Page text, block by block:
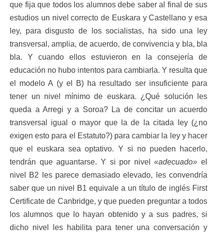
que fija que todos los alumnos debe saber al final de sus
estudios un nivel correcto de Euskara y Castellano y esa
ley, para disgusto de los socialistas, ha sido una ley
transversal, amplia, de acuerdo, de convivencia y bla, bla
bla. Y cuando ellos estuvieron en la consejería de
educación no hubo intentos para cambiarla. Y resulta que
el modelo A (y el B) ha resultado ser insuficiente para
tener un nivel mínimo de euskara. ¿Qué solución les
queda a Arregi y a Soroa? La de concitar un acuerdo
transversal igual o mayor que la de la citada ley (¿no
exigen esto para el Estatuto?) para cambiar la ley y hacer
que el euskara sea optativo. Y si no pueden hacerlo,
tendrán que aguantarse. Y si por nivel«adecuado» el
nivel B2 les parece demasiado elevado, les convendría
saber que un nivel B1 equivale a un título de inglés First
Certificate de Canbridge, y que pueden preguntar a todos
los alumnos que lo hayan obtenido y a sus padres, si
dicho nivel les habilita para tener una conversación y